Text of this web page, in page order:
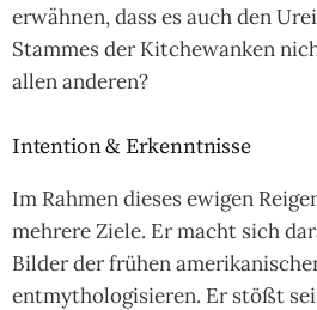
erwähnen, dass es auch den
Stammes der Kitchewanken
allen anderen?
Intention & Erkenntnisse
Im Rahmen dieses ewigen
mehrere Ziele. Er macht sich
Bilder der frühen
entmythologisieren. Er stößt